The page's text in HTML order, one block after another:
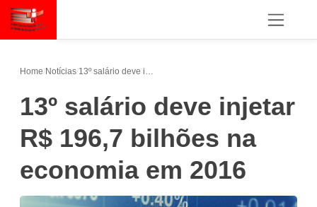
Home/Notícias/
13º salário deve injetar
R$ 196,7 bilhões na
economia em 2016